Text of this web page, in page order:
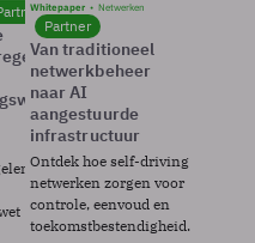
Whitepaper Netwerken
Partner
Van traditioneel
netwerkbeheer
naar AI
aangestuurde
infrastructuur
Ontdek hoe self-driving
netwerken zorgen voor
controle, eenvoud en
toekomstbestendigheid.